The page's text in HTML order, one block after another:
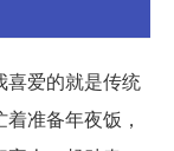
喜爱的就是传统
准备年夜饭，